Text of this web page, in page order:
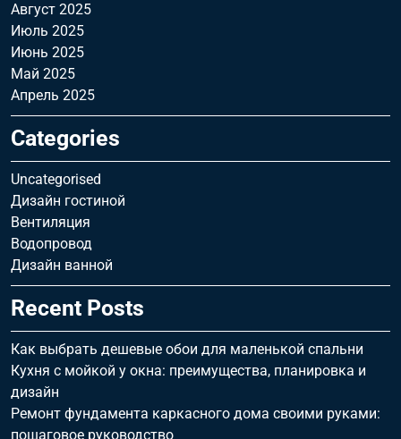
Август 2025
Июль 2025
Июнь 2025
Май 2025
Апрель 2025
Categories
Uncategorised
Дизайн гостиной
Вентиляция
Водопровод
Дизайн ванной
Recent Posts
Как выбрать дешевые обои для маленькой спальни
Кухня с мойкой у окна: преимущества, планировка и
дизайн
Ремонт фундамента каркасного дома своими руками:
пошаговое руководство